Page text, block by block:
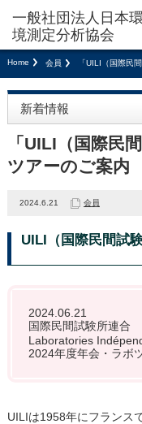
Home 会員 「UILI（国際民
新着情報
「UILI（国際民
ツアーのご案内
2024.6.21 会員
UILI（国際民間試
2024.06.21
国際民間試験所連合
Laboratories
2024年度年会・ラボ
UILIは1958年にフランス